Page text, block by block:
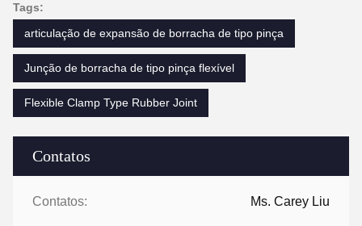
Contatos
Contatos: Ms. Carey Liu
Tags:
articulação de expansão de borracha de tipo pinça
Junção de borracha de tipo pinça flexível
Flexible Clamp Type Rubber Joint